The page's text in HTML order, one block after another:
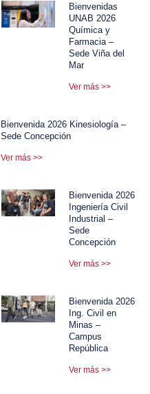
Bienvenidas
UNAB 2026
Química y
Farmacia –
Sede Viña del
Mar
Ver más >>
Bienvenida 2026 Kinesiología –
Sede Concepción
Ver más >>
Bienvenida 2026
Ingeniería Civil
Industrial –
Sede
Concepción
Ver más >>
Bienvenida 2026
Ing. Civil en
Minas –
Campus
República
Ver más >>